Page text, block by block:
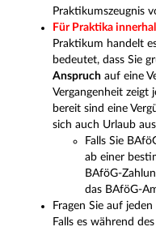
Praktikumszeugnis
Für Praktika
Praktikum handelt
bedeutet, dass Sie
Anspruch auf eine
Vergangenheit zeigt
bereit sind eine
sich auch Urlaub
Falls Sie
ab einer
BAföG-
das BAföG-
Fragen Sie auf
Falls es während